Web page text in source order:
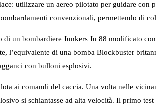
utilizzare un aereo pilotato per guidare
convenzionali, permettendo di
un bombardiere Junkers Ju 88 modificato
l’equivalente di una bomba Blockbuster
con bulloni esplosivi.
ai comandi del caccia. Una volta nelle
si schiantasse ad alta velocità. Il primo